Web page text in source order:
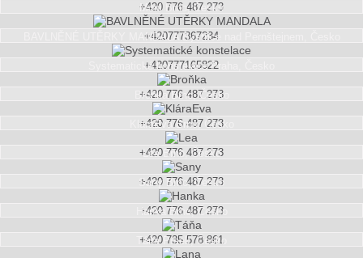
Moni Brno, Česko
+420 776 487 273
BAVLNĚNÉ UTĚRKY MANDALA Bystřice nad Pernštejnem, Česko
+420777367234
Systematické konstelace Praha, Česko
+420777165822
Broňka Brno, Česko
+420 776 487 273
KláraEva Brno, Česko
+420 776 487 273
Lea Brno, Česko
+420 776 487 273
Sany Brno, Česko
+420 776 487 273
Hanka Brno, Česko
+420 776 487 273
Táňa Písek, Česko
+420 735 578 861